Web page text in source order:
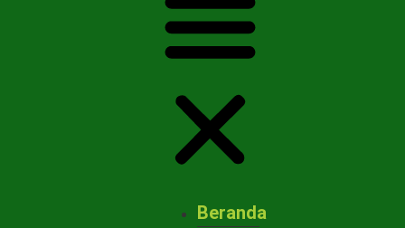
Beranda